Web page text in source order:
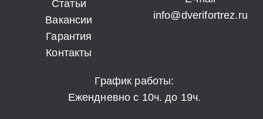
Статьи
Вакансии
Гарантия
Контакты
info@dverifortrez.ru
График работы:
Ежендневно с 10ч. до 19ч.